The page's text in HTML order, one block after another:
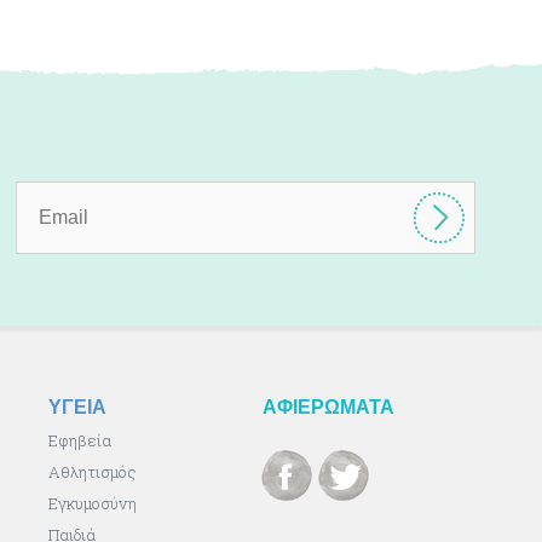
ΥΓΕΙΑ
Εφηβεία
Αθλητισμός
Εγκυμοσύνη
Παιδιά
ΑΦΙΕΡΩΜΑΤΑ